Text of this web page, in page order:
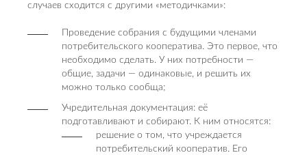
случаев сходится с другими «методичками»:
Проведение собрания с будущими членами
потребительского кооператива. Это первое, что
необходимо сделать. У них потребности —
общие, задачи — одинаковые, и решить их
можно только сообща;
Учредительная документация: её
подготавливают и собирают. К ним относятся:
решение о том, что учреждается
потребительский кооператив. Его